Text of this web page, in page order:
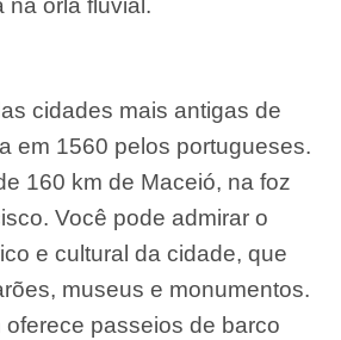
na orla fluvial.
cidades mais antigas de
em 1560 pelos portugueses.
160 km de Maceió, na foz
Você pode admirar o
e cultural da cidade, que
museus e monumentos.
passeios de barco